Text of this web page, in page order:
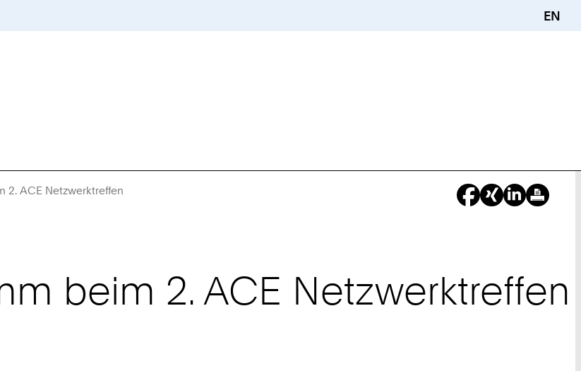
EN
2. ACE Netzwerktreffen
beim 2. ACE Netzwerktreffen